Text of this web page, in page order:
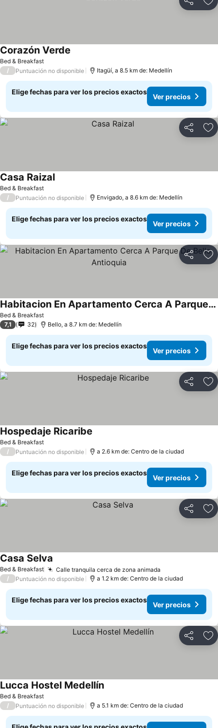
Compartir
Bed & Breakfast
Corazón Verde
/ Puntuación no disponible Itagüí, a 8.5 km de: Medellín
Elige fechas para ver los precios exactos
Ver precios
Compartir
Bed & Breakfast
Casa Raizal
/ Puntuación no disponible Envigado, a 8.6 km de: Medellín
Elige fechas para ver los precios exactos
Ver precios
Compartir
Bed & Breakfast
Habitacion En Apartamento Cerca A Parque De Bello Antioquia
7,1 32 Bello, a 8.7 km de: Medellín
Elige fechas para ver los precios exactos
Ver precios
Compartir
Bed & Breakfast
Hospedaje Ricaribe
/ Puntuación no disponible a 2.6 km de: Centro de la ciudad
Elige fechas para ver los precios exactos
Ver precios
Compartir
Bed & Breakfast Calle tranquila cerca de zona animada
Casa Selva
/ Puntuación no disponible a 1.2 km de: Centro de la ciudad
Elige fechas para ver los precios exactos
Ver precios
Compartir
Bed & Breakfast
Lucca Hostel Medellín
/ Puntuación no disponible a 5.1 km de: Centro de la ciudad